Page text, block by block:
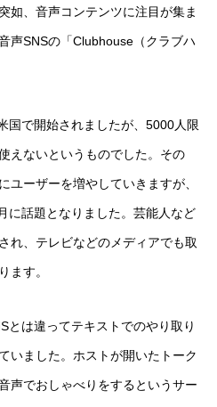
如、音声コンテンツに注目が集ま
声SNSの「Clubhouse（クラブハ
国で開始されましたが、5000人限
えないというものでした。その
ユーザーを増やしていきますが、
に話題となりました。芸能人など
れ、テレビなどのメディアでも取
ます。
とは違ってテキストでのやり取り
いました。ホストが開いたトーク
声でおしゃべりをするというサー